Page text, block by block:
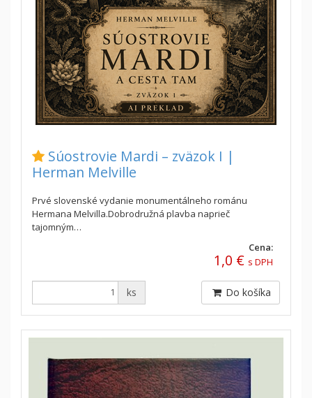
Súostrovie Mardi – zväzok I |
Herman Melville
Prvé slovenské vydanie monumentálneho románu
Hermana Melvilla.Dobrodružná plavba naprieč
tajomným…
Cena:
1,0 € s DPH
ks Do košíka